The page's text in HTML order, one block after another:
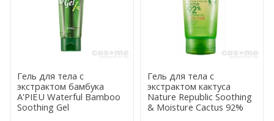
Гель для тела с
экстрактом бамбука
A'PIEU Waterful Bamboo
Soothing Gel
Гель для тела с
экстрактом кактуса
Nature Republic Soothing
& Moisture Cactus 92%